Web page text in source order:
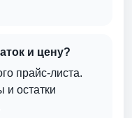
и цену?
прайс-листа.
и остатки